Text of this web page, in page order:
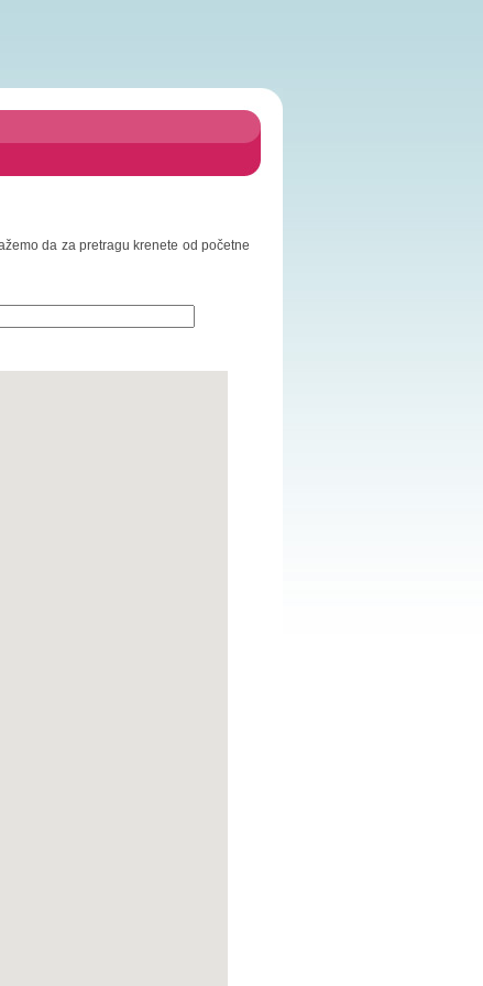
da za pretragu krenete od početne